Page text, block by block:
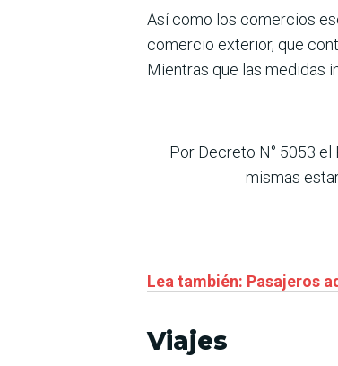
Así como los comercios
comercio exterior, que
Mientras que las medidas
Por Decreto N° 5053
mismas
Lea también: Pasajeros
Viajes